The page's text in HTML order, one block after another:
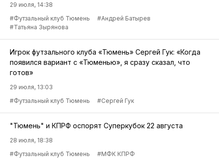
29 июля, 14:38
#Футзальный клуб Тюмень
#Андрей Батырев
#Татьяна Зырянова
Игрок футзального клуба «Тюмень» Сергей Гук: «Когда
появился вариант с «Тюменью», я сразу сказал, что
готов»
29 июля, 13:03
#Футзальный клуб Тюмень
#Сергей Гук
"Тюмень" и КПРФ оспорят Суперкубок 22 августа
28 июля, 18:38
#Футзальный клуб Тюмень
#МФК КПРФ